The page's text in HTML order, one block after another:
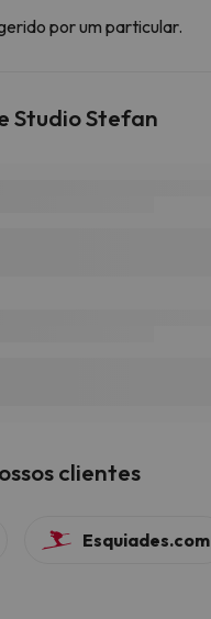
por um particular.
Studio Stefan
clientes
Esquiades.com